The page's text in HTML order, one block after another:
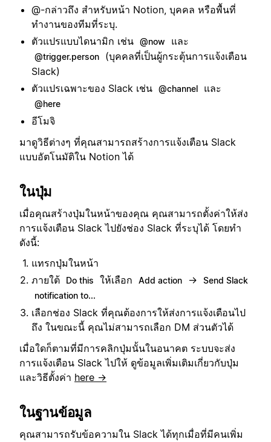
@-กล่าวถึง สำหรับหน้า Notion, บุคคล หรือพื้นที่
ทำงานของทีมที่ระบุ.
ตัวแปรแบบไดนามิก เช่น @now และ
@trigger.person
(บุคคลที่เป็นผู้กระตุ้นการแจ้งเตือน
Slack)
ตัวแปรเฉพาะของ Slack เช่น @channel และ
@here
อีโมจิ
มาดูวิธีต่างๆ ที่คุณสามารถสร้างการแจ้งเตือน Slack
แบบอัตโนมัติใน Notion ได้
ในปุ่ม
เมื่อคุณสร้างปุ่มในหน้าของคุณ คุณสามารถตั้งค่าให้ส่ง
การแจ้งเตือน Slack ไปยังช่อง Slack ที่ระบุได้ โดยทำ
ดังนี้:
แทรกปุ่มในหน้า
ภายใต้
Do this ให้เลือก Add action →
Send Slack
notification to...
เลือกช่อง Slack ที่คุณต้องการให้ส่งการแจ้งเตือนไป
ถึง ในขณะนี้ คุณไม่สามารถเลือก DM ส่วนตัวได้
เมื่อใดก็ตามที่มีการคลิกปุ่มนั้นในอนาคต ระบบจะส่ง
การแจ้งเตือน Slack ไปให้ ดูข้อมูลเพิ่มเติมเกี่ยวกับปุ่ม
และวิธีตั้งค่า here →
ในฐานข้อมูล
คุณสามารถรับข้อความใน Slack ได้ทุกเมื่อที่มีคนเพิ่ม